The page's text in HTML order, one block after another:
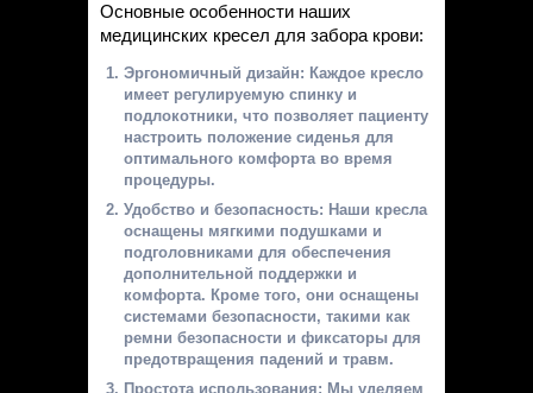
Основные особенности наших
медицинских кресел для забора крови:
Эргономичный дизайн: Каждое кресло
имеет регулируемую спинку и
подлокотники, что позволяет пациенту
настроить положение сиденья для
оптимального комфорта во время
процедуры.
Удобство и безопасность: Наши кресла
оснащены мягкими подушками и
подголовниками для обеспечения
дополнительной поддержки и
комфорта. Кроме того, они оснащены
системами безопасности, такими как
ремни безопасности и фиксаторы для
предотвращения падений и травм.
Простота использования: Мы уделяем